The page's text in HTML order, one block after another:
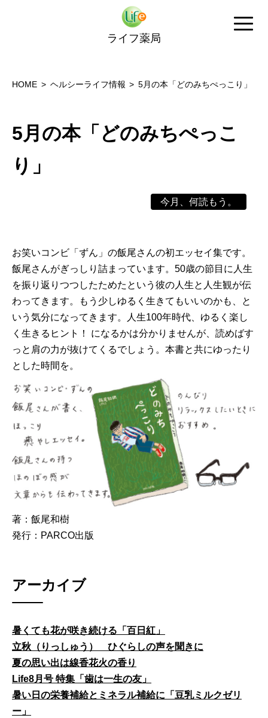
ライフ薬局
HOME ヘルシーライフ情報 5月の本「どのみちぺっこり」
5月の本「どのみちぺっこ
り」
今月、何読もう。
お笑いコンビ「ずん」の飯尾さんの初エッセイ集です。
飯尾さんがぎっしり詰まっています。50歳の節目に人生
を振り返りつつしたためたという彼の人生と人生観が伝
わってきます。もう少しゆるく生きてもいいのかも、と
いう気分になってきます。人生100年時代、ゆるく楽し
く生きるヒント！ になるかは分かりませんが、読めばす
っと肩の力が抜けてくるでしょう。本書と共にゆったり
とした時間を。
著：飯尾和樹
発行：PARCO出版
アーカイブ
暑くても花が咲き続ける「百日紅」
立秋（りっしゅう） ひぐらしの声を聞きに
夏の思い出は線香花火の香り
Life8月号 特集「歯は一生の友」
暑い日の栄養補給とミネラル補給に「豆乳ミルクゼリ
ー」